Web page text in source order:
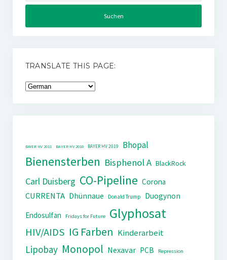
TRANSLATE THIS PAGE:
BAYER HV 2011 BAYER HV 2018 BAYER HV 2019 Bhopal
Bienensterben Bisphenol A BlackRock
Carl Duisberg CO-Pipeline Corona
CURRENTA Dhünnaue Donald Trump
Duogynon
Endosulfan
Fridays for Future Glyphosat
HIV/AIDS IG Farben Kinderarbeit
Lipobay Monopol Nexavar PCB Repression